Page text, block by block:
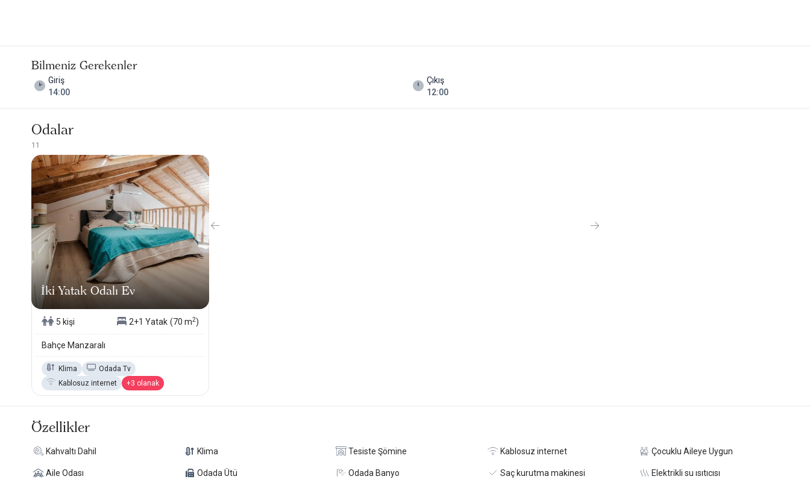
Bilmeniz Gerekenler
Giriş
14:00
Çıkış
12:00
Odalar
1 1
İki Yatak Odalı Ev
5 kişi 2+1 Yatak (70 m2)
Bahçe Manzaralı
Klima
Odada Tv
Kablosuz internet
+3 olanak
Özellikler
Kahvaltı Dahil Klima Tesiste Şömine Kablosuz internet Çocuklu Aileye Uygun
Aile Odası Odada Ütü Odada Banyo Saç kurutma makinesi Elektrikli su ısıtıcısı